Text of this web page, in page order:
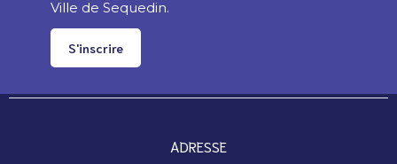
Ville de Sequedin.
S'inscrire
ADRESSE